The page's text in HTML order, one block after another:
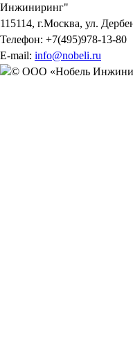
Инжиниринг"
115114, г.Москва, ул.
Телефон: +7(495)978-13-80
E-mail: info@nobeli.ru
© ООО «Нобель